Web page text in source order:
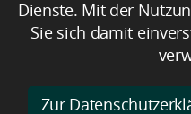
Dienste. Mit der
Sie sich damit
Zur